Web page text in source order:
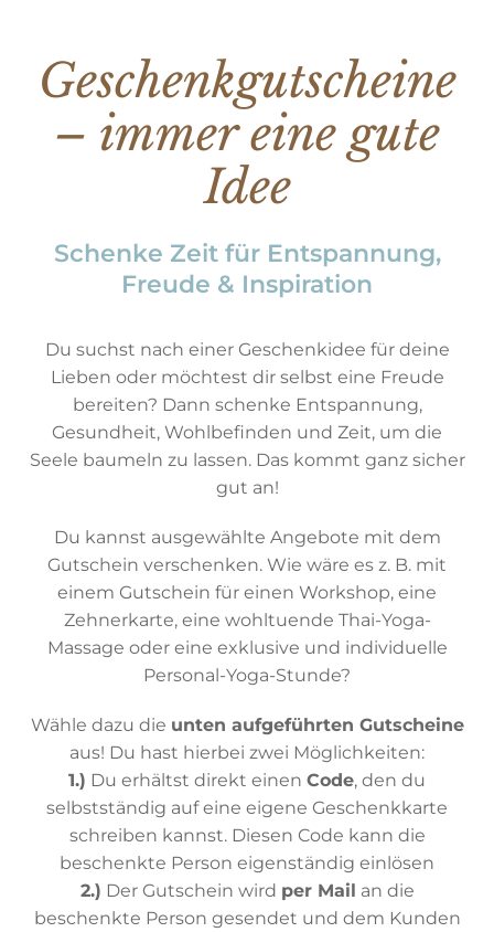
Geschenkgutscheine
– immer eine gute
Idee
Schenke Zeit für Entspannung,
Freude & Inspiration
Du suchst nach einer Geschenkidee für deine
Lieben oder möchtest dir selbst eine Freude
bereiten? Dann schenke Entspannung,
Gesundheit, Wohlbefinden und Zeit, um die
Seele baumeln zu lassen. Das kommt ganz sicher
gut an!
Du kannst ausgewählte Angebote mit dem
Gutschein verschenken. Wie wäre es z. B. mit
einem Gutschein für einen Workshop, eine
Zehnerkarte, eine wohltuende Thai-Yoga-
Massage oder eine exklusive und individuelle
Personal-Yoga-Stunde?
Wähle dazu die unten aufgeführten Gutscheine
aus! Du hast hierbei zwei Möglichkeiten:
1.) Du erhältst direkt einen Code, den du
selbstständig auf eine eigene Geschenkkarte
schreiben kannst. Diesen Code kann die
beschenkte Person eigenständig einlösen
2.) Der Gutschein wird per Mail an die
beschenkte Person gesendet und dem Kunden